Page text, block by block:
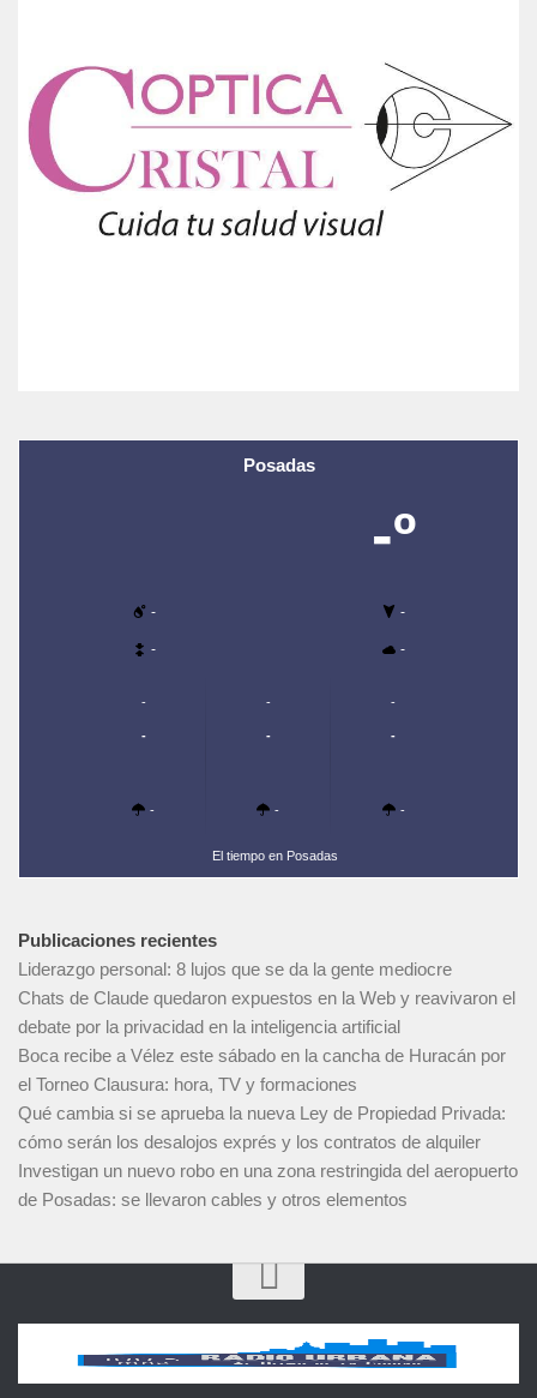
Posadas
-º
- -
- -
-
-
-
-
-
-
-
-
-
El tiempo en Posadas
Publicaciones recientes
Liderazgo personal: 8 lujos que se da la gente mediocre
Chats de Claude quedaron expuestos en la Web y reavivaron el
debate por la privacidad en la inteligencia artificial
Boca recibe a Vélez este sábado en la cancha de Huracán por
el Torneo Clausura: hora, TV y formaciones
Qué cambia si se aprueba la nueva Ley de Propiedad Privada:
cómo serán los desalojos exprés y los contratos de alquiler
Investigan un nuevo robo en una zona restringida del aeropuerto
de Posadas: se llevaron cables y otros elementos